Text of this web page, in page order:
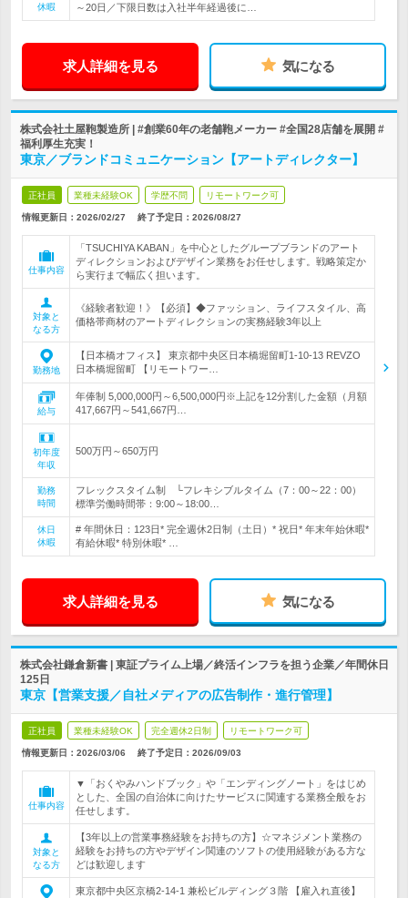
休暇
～20日／下限日数は入社半年経過後に…
求人詳細を見る 気になる
株式会社土屋鞄製造所 | #創業60年の老舗鞄メーカー #全国28店舗を展開 #
福利厚生充実！
東京／ブランドコミュニケーション【アートディレクター】
正社員 業種未経験OK 学歴不問 リモートワーク可
情報更新日：2026/02/27 終了予定日： 2026/08/27
仕事内容
「TSUCHIYA KABAN」を中心としたグループブランドのアート
ディレクションおよびデザイン業務をお任せします。戦略策定か
ら実行まで幅広く担います。
対象と
なる方
《経験者歓迎！》【必須】◆ファッション、ライフスタイル、高
価格帯商材のアートディレクションの実務経験3年以上
勤務地
【日本橋オフィス】 東京都中央区日本橋堀留町1-10-13 REVZO
日本橋堀留町 【リモートワー…
給与
年俸制 5,000,000円～6,500,000円※上記を12分割した金額（月額
417,667円～541,667円…
初年度
年収
500万円～650万円
勤務
時間
フレックスタイム制 └フレキシブルタイム（7：00～22：00）
標準労働時間帯：9:00～18:00…
休日
休暇
# 年間休日：123日* 完全週休2日制（土日）* 祝日* 年末年始休暇*
有給休暇* 特別休暇* …
求人詳細を見る 気になる
株式会社鎌倉新書 | 東証プライム上場／終活インフラを担う企業／年間休日
125日
東京【営業支援／自社メディアの広告制作・進行管理】
正社員 業種未経験OK 完全週休2日制 リモートワーク可
情報更新日：2026/03/06 終了予定日： 2026/09/03
仕事内容
▼「おくやみハンドブック」や「エンディングノート」をはじめ
とした、全国の自治体に向けたサービスに関連する業務全般をお
任せします。
対象と
なる方
【3年以上の営業事務経験をお持ちの方】☆マネジメント業務の
経験をお持ちの方やデザイン関連のソフトの使用経験がある方な
どは歓迎します
東京都中央区京橋2-14-1 兼松ビルディング３階 【雇入れ直後】